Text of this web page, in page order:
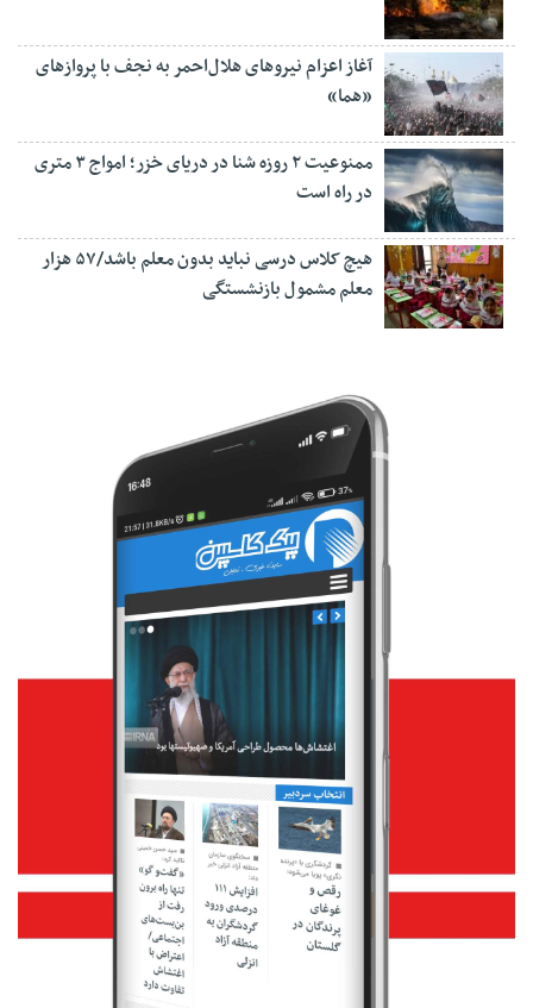
آغاز اعزام نیروهای هلال‌احمر به نجف با پروازهای
«هما»
ممنوعیت ۲ روزه شنا در دریای خزر؛ امواج ۳ متری
در راه است
هیچ کلاس درسی نباید بدون معلم باشد/۵۷ هزار
معلم مشمول بازنشستگی